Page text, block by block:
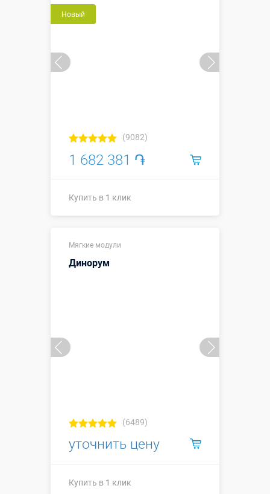
Новый
(9082)
1 682 381 ֏
Купить в 1 клик
Мягкие модули
Динорум
(6489)
уточнить цену
Купить в 1 клик